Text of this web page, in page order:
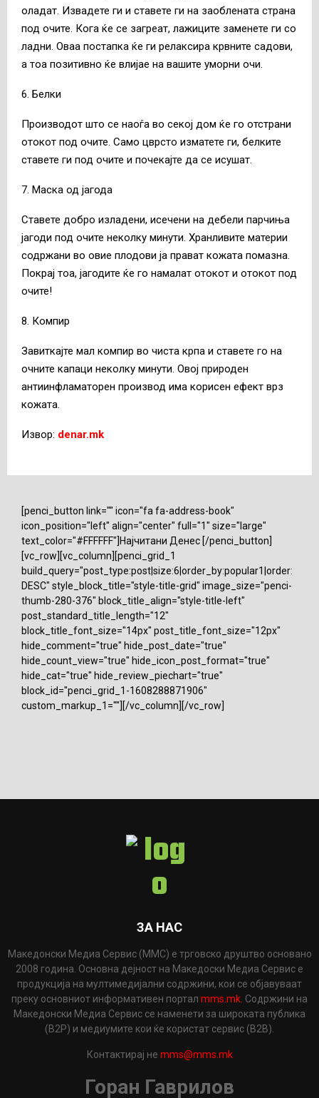
оладат. Извадете ги и ставете ги на заоблената страна
под очите. Кога ќе се загреат, лажиците заменете ги со
ладни. Оваа постапка ќе ги релаксира крвните садови,
а тоа позитивно ќе влијае на вашите уморни очи.
6. Белки
Производот што се наоѓа во секој дом ќе го отстрани
отокот под очите. Само цврсто изматете ги, белките
ставете ги под очите и почекајте да се исушат.
7. Маска од јагода
Ставете добро изладени, исечени на дебели парчиња
јагоди под очите неколку минути. Хранливите материи
содржани во овие плодови ја прават кожата помазна.
Покрај тоа, јагодите ќе го намалат отокот и отокот под
очите!
8. Компир
Завиткајте мал компир во чиста крпа и ставете го на
очните капаци неколку минути. Овој природен
антиинфламаторен производ има корисен ефект врз
кожата.
Извор: denar.mk
[penci_button link="" icon="fa fa-address-book"
icon_position="left" align="center" full="1" size="large"
text_color="#FFFFFF"]Најчитани Денес [/penci_button]
[vc_row][vc_column][penci_grid_1
build_query="post_type:post|size:6|order_by:popular1|order:
DESC" style_block_title="style-title-grid" image_size="penci-
thumb-280-376" block_title_align="style-title-left"
post_standard_title_length="12"
block_title_font_size="14px" post_title_font_size="12px"
hide_comment="true" hide_post_date="true"
hide_count_view="true" hide_icon_post_format="true"
hide_cat="true" hide_review_piechart="true"
block_id="penci_grid_1-1608288871906"
custom_markup_1=""][/vc_column][/vc_row]
ЗА НАС
Македонски Медиа Сервис (ММС) е трговско друштво основано
2008 година. Основна дејност на Македоски Медиа Сервис е
продукција на мултимедијални содржини, кои се објавуваат
преку основниот информативен портал mms.mk . Содржини на
Македонски Медиа Сервис се наменети за широката публика
(B2P) и медиумите кои ќе користат сервис (B2B).
Контактирај не mms@mms.mk
Горан Гаврилов